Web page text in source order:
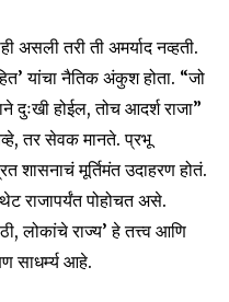
असली तरी ती अमर्याद नव्हती.
यांचा नैतिक अंकुश होता. “जो
दुःखी होईल, तोच आदर्श राजा”
तर सेवक मानते. प्रभू
शासनाचं मूर्तिमंत उदाहरण होतं.
राजापर्यंत पोहोचत असे.
लोकांचे राज्य’ हे तत्त्व आणि
साधर्म्य आहे.